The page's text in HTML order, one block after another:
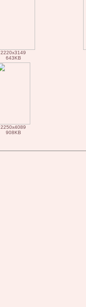
2220x3149
643KB
2250x4089
908KB